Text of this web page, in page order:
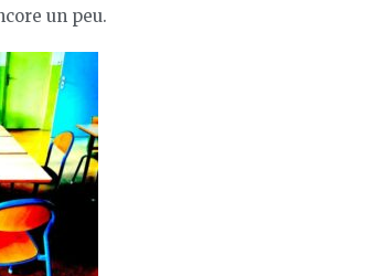
un peu.